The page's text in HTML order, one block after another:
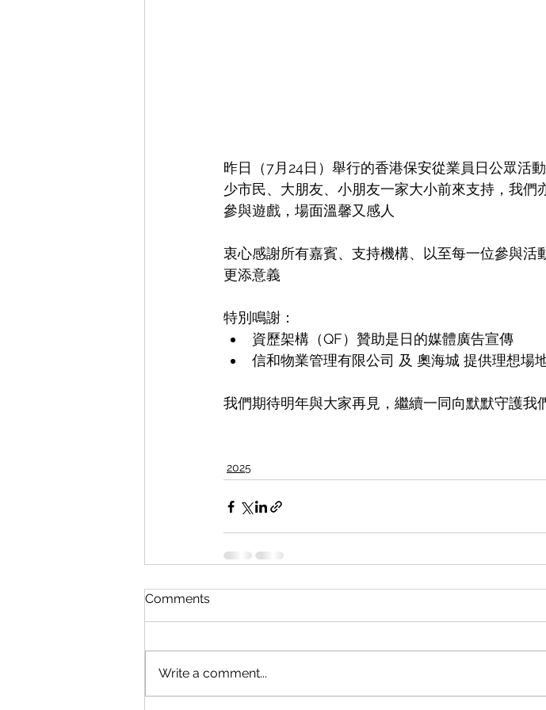
昨日（7月24日）舉行的香港保安從業員日公眾活
少市民、大朋友、小朋友一家大小前來支持，我們
參與遊戲，場面溫馨又感人
衷心感謝所有嘉賓、支持機構、以至每一位參與
更添意義
特別鳴謝：
資歷架構（QF）贊助是日的媒體廣告宣傳
信和物業管理有限公司 及 奧海城 提供理想場
我們期待明年與大家再見，繼續一同向默默守護我
2025
Comments
Write a comment...